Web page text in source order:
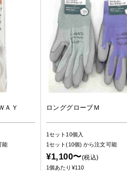
ＡＹ
能
ロンググローブＭ
1セット10個入
1セット(10個)から注文可能
¥1,100〜(税込)
1個あたり¥110